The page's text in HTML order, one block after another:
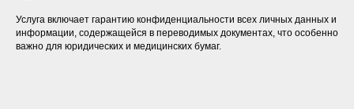
Услуга включает гарантию конфиденциальности всех личных данных и
информации, содержащейся в переводимых документах, что особенно
важно для юридических и медицинских бумаг.